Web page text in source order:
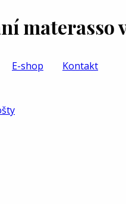
materasso
E-shop Kontakt